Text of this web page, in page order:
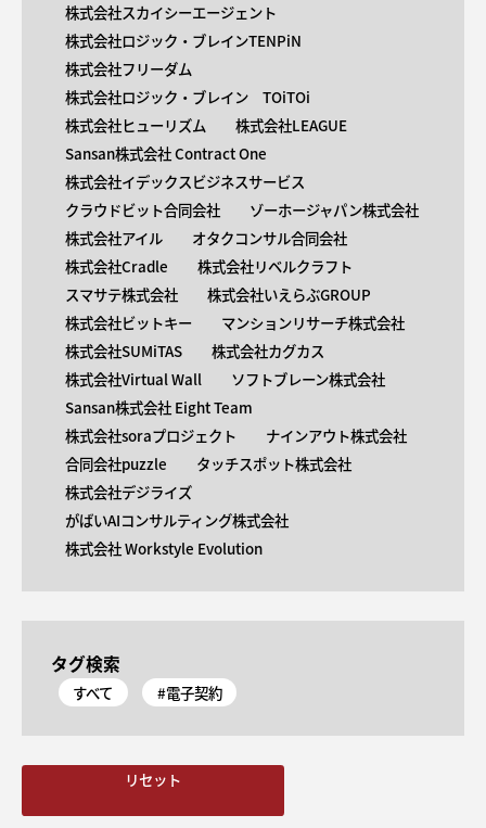
株式会社スカイシーエージェント
株式会社ロジック・ブレインTENPiN
株式会社フリーダム
株式会社ロジック・ブレイン TOiTOi
株式会社ヒューリズム
株式会社LEAGUE
Sansan株式会社 Contract One
株式会社イデックスビジネスサービス
クラウドビット合同会社
ゾーホージャパン株式会社
株式会社アイル
オタクコンサル合同会社
株式会社Cradle
株式会社リベルクラフト
スマサテ株式会社
株式会社いえらぶGROUP
株式会社ビットキー
マンションリサーチ株式会社
株式会社SUMiTAS
株式会社カグカス
株式会社Virtual Wall
ソフトブレーン株式会社
Sansan株式会社 Eight Team
株式会社soraプロジェクト
ナインアウト株式会社
合同会社puzzle
タッチスポット株式会社
株式会社デジライズ
がばいAIコンサルティング株式会社
株式会社 Workstyle Evolution
タグ検索
すべて #電子契約
リセット